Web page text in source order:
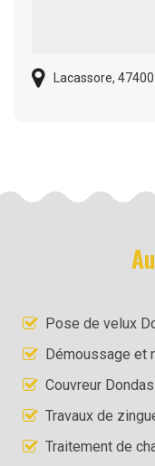
Lacassore,
Pose de velux
Démoussage et
Couvreur
Travaux de
Traitement de